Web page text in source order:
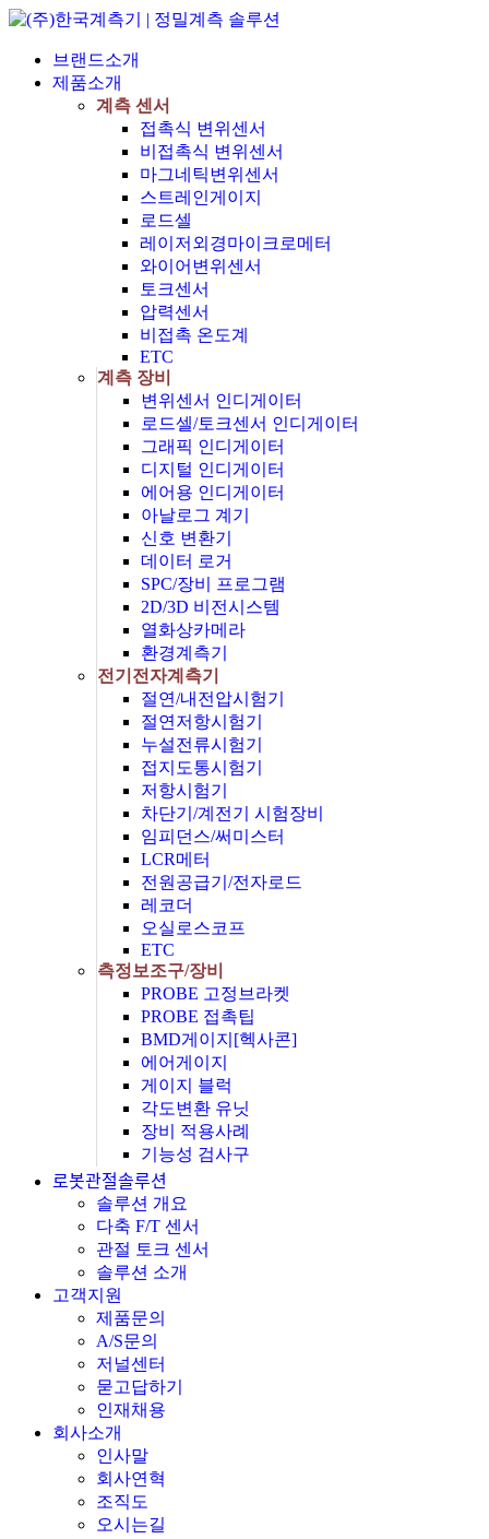
브랜드소개
제품소개
계측 센서
접촉식 변위센서
비접촉식 변위센서
마그네틱변위센서
스트레인게이지
로드셀
레이저외경마이크로메터
와이어변위센서
토크센서
압력센서
비접촉 온도계
ETC
계측 장비
변위센서 인디게이터
로드셀/토크센서 인디게이터
그래픽 인디게이터
디지털 인디게이터
에어용 인디게이터
아날로그 계기
신호 변환기
데이터 로거
SPC/장비 프로그램
2D/3D 비전시스템
열화상카메라
환경계측기
전기전자계측기
절연/내전압시험기
절연저항시험기
누설전류시험기
접지도통시험기
저항시험기
차단기/계전기 시험장비
임피던스/써미스터
LCR메터
전원공급기/전자로드
레코더
오실로스코프
ETC
측정보조구/장비
PROBE 고정브라켓
PROBE 접촉팁
BMD게이지[헥사콘]
에어게이지
게이지 블럭
각도변환 유닛
장비 적용사례
기능성 검사구
로봇관절솔루션
솔루션 개요
다축 F/T 센서
관절 토크 센서
솔루션 소개
고객지원
제품문의
A/S문의
저널센터
묻고답하기
인재채용
회사소개
인사말
회사연혁
조직도
오시는길